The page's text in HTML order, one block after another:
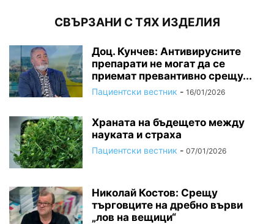
СВЪРЗАНИ С ТЯХ ИЗДЕЛИЯ
Доц. Кунчев: Антивирусните
препарати не могат да се
приемат превантивно срещу...
Пациентски вестник - 16/01/2026
Храната на бъдещето между
науката и страха
Пациентски вестник - 07/01/2026
Николай Костов: Срещу
търговците на дребно върви
„лов на вещици“